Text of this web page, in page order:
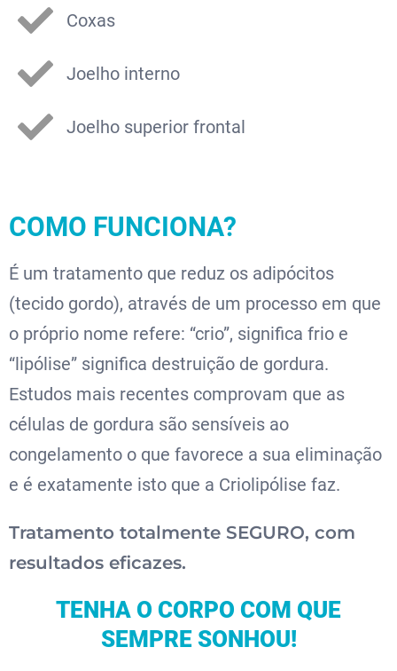
Coxas
Joelho interno
Joelho superior frontal
COMO FUNCIONA?
É um tratamento que reduz os adipócitos
(tecido gordo), através de um processo em que
o próprio nome refere: “crio”, significa frio e
“lipólise” significa destruição de gordura.
Estudos mais recentes comprovam que as
células de gordura são sensíveis ao
congelamento o que favorece a sua eliminação
e é exatamente isto que a Criolipólise faz.
Tratamento totalmente SEGURO, com
resultados eficazes.
TENHA O CORPO COM QUE
SEMPRE SONHOU!